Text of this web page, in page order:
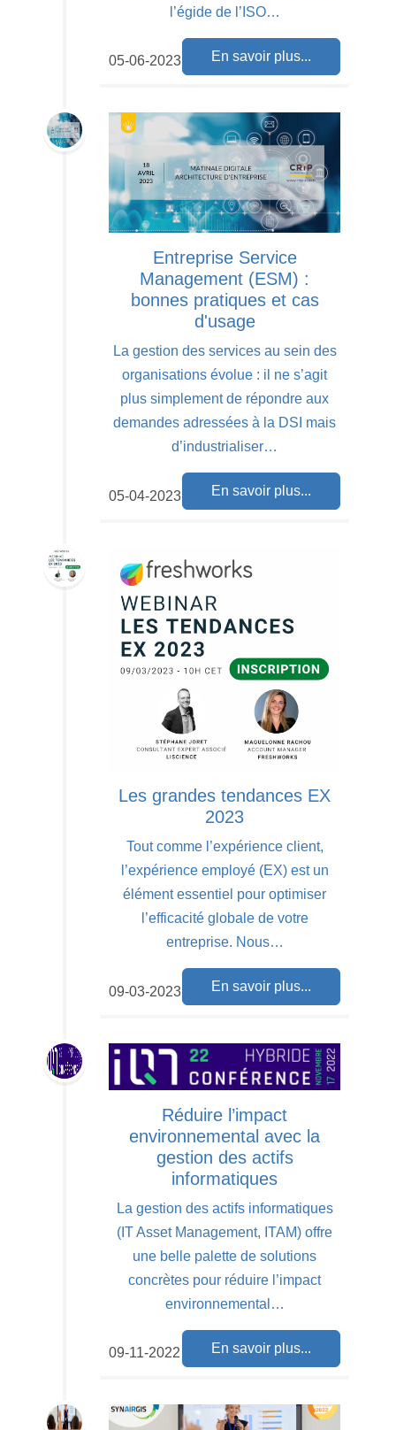
l’égide de l’ISO…
En savoir plus...
05-06-2023
Entreprise Service
Management (ESM) :
bonnes pratiques et cas
d'usage
La gestion des services au sein des
organisations évolue : il ne s’agit
plus simplement de répondre aux
demandes adressées à la DSI mais
d’industrialiser…
En savoir plus...
05-04-2023
Les grandes tendances EX
2023
Tout comme l’expérience client,
l’expérience employé (EX) est un
élément essentiel pour optimiser
l’efficacité globale de votre
entreprise. Nous…
En savoir plus...
09-03-2023
Réduire l’impact
environnemental avec la
gestion des actifs
informatiques
La gestion des actifs informatiques
(IT Asset Management, ITAM) offre
une belle palette de solutions
concrètes pour réduire l’impact
environnemental…
En savoir plus...
09-11-2022